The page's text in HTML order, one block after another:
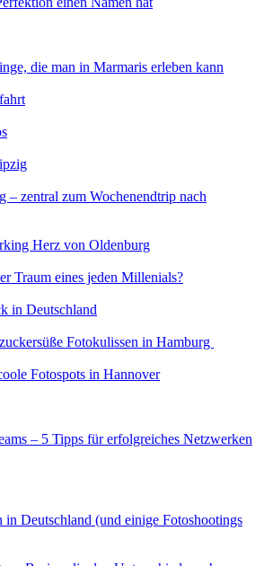
die man in Marmaris erleben kann
zentral zum Wochenendtrip nach
Herz von Oldenburg
Traum eines jeden Millenials?
in Deutschland
Fotokulissen in Hamburg
Fotospots in Hannover
– 5 Tipps für erfolgreiches Netzwerken
in Deutschland (und einige Fotoshootings